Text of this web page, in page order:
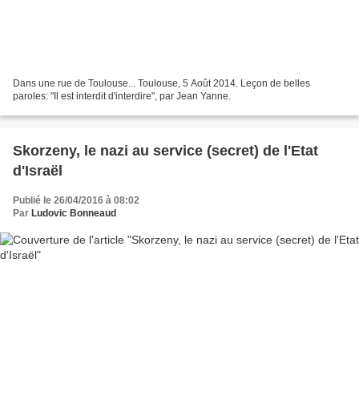
Dans une rue de Toulouse... Toulouse, 5 Août 2014. Leçon de belles
paroles: "Il est interdit d'interdire", par Jean Yanne.
Skorzeny, le nazi au service (secret) de l'Etat
d'Israël
Publié le 26/04/2016 à 08:02
Par Ludovic Bonneaud